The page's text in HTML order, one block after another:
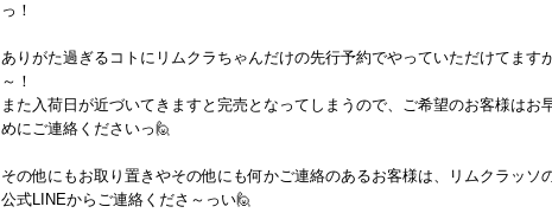
っ！
ありがた過ぎるコトにリムクラちゃんだけの先行予約でやっていただけてます
～！
また入荷日が近づいてきますと完売となってしまうので、ご希望のお客様はお
めにご連絡くださいっ🙋
その他にもお取り置きやその他にも何かご連絡のあるお客様は、リムクラッソ
公式LINEからご連絡くださ～っい🙋